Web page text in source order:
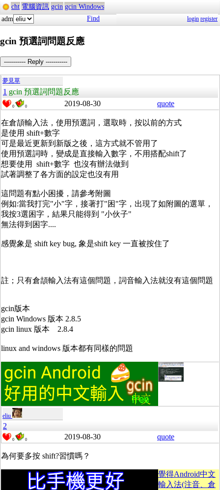
cht 電腦資訊 gcin gcin Windows
adm
Find login register
gcin 預選詞問題反應
----------- Reply -----------
夢見草
1 gcin 預選詞問題反應
0 0 2019-08-30 quote
在倉頡輸入法，使用預選詞，選取時，按以前的方式
是使用 shift+數字
可是最近更新到新版之後，這方式就不管用了
使用預選詞時，變成是直接輸入數字，不用搭配shift了
想要使用 shift+數字 也沒有辦法做到
試著調整了各方面的設定也沒有用
這問題有點小困擾，請參考附圖
例如:當我打完"小"字，接著打"困"字，出現了如附圖的選單，
我按3選困字，結果只能得到 "小伙子"
無法得到困字....
感覺象是 shift key bug, 象是shift key 一直被按住了
註；只有倉頡輸入法有這個問題，詞音輸入法就沒有這個問題
gcin版本
gcin Windows 版本 2.8.5
gcin linux 版本 2.8.4
linux and windows 版本都有同樣的問題
eliu
2
0 0 2019-08-30 quote
為何要多按 shift?習慣嗎？
覺得Android中文
輸入法(注音、倉